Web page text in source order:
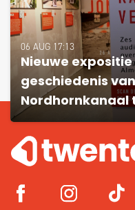
06 AUG 17:13
Nieuwe
geschiedenis
Nordhornkanaal